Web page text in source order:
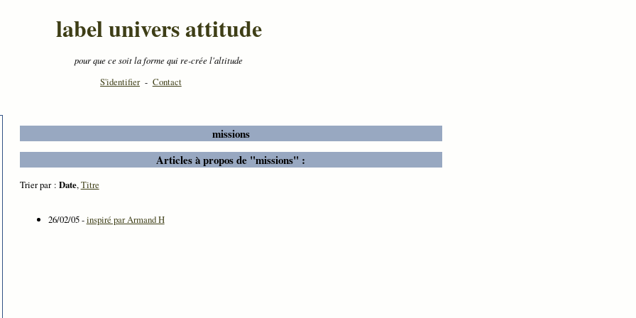
label univers attitude
pour que ce soit la forme qui re-crée l'altitude
S'identifier - Contact
missions
Articles à propos de "missions" :
Trier par : Date,Titre
26/02/05 -inspiré par Armand H